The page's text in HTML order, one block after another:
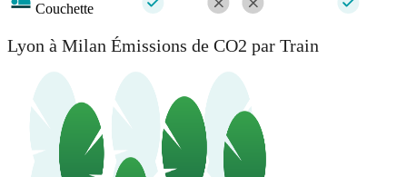
Couchette
Lyon à Milan Émissions de CO2 par Train